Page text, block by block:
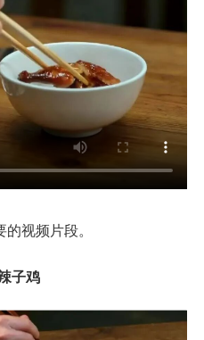
视频片段。
子鸡